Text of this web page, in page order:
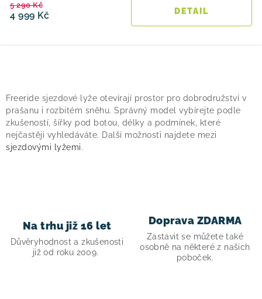
4 999 Kč
5 290 Kč
v
l
á
d
a
k
Freeride sjezdové lyže otevírají prostor pro dobrodružství v
prašanu i rozbitém sněhu. Správný model vybírejte podle
zkušeností, šířky pod botou, délky a podmínek, které
nejčastěji vyhledáváte. Další možnosti najdete mezi
sjezdovými lyžemi.
Na trhu již 16 let
Důvěryhodnost a zkušenosti
již od roku 2009.
Doprava ZDARMA
Zastavit se můžete také
osobně na některé z našich
poboček.